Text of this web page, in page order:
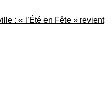
: « l’Été en Fête » revient